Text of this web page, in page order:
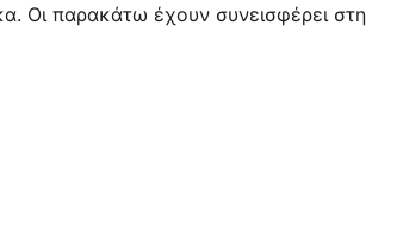
Οι παρακάτω έχουν συνεισφέρει στη